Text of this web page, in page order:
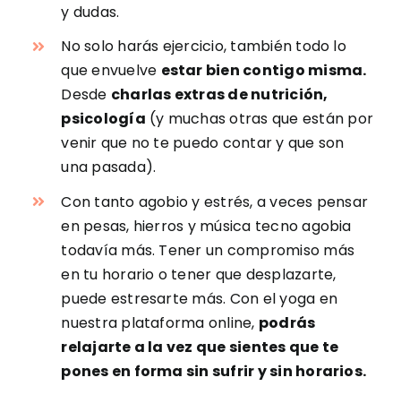
y dudas.
No solo harás ejercicio, también todo lo
que envuelve estar bien contigo misma.
Desde charlas extras de nutrición,
psicología (y muchas otras que están por
venir que no te puedo contar y que son
una pasada).
Con tanto agobio y estrés, a veces pensar
en pesas, hierros y música tecno agobia
todavía más. Tener un compromiso más
en tu horario o tener que desplazarte,
puede estresarte más. Con el yoga en
nuestra plataforma online, podrás
relajarte a la vez que sientes que te
pones en forma sin sufrir y sin horarios.